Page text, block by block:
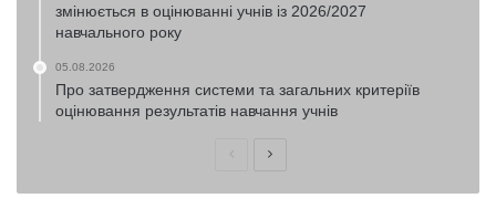
змінюється в оцінюванні учнів із 2026/2027
навчального року
05.08.2026
Про затвердження системи та загальних критеріїв
оцінювання результатів навчання учнів
ПопередняНаступна